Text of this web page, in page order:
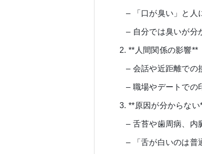
– 「口が臭い」と人
– 自分では臭いが分
2. **人間関係の影響**
– 会話や近距離での
– 職場やデートでの
3. **原因が分からない
– 舌苔や歯周病、内
– 「舌が白いのは普